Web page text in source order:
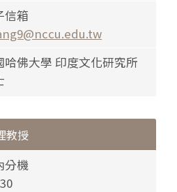
信箱
哈佛大學 印度文化研究所
教授
分機